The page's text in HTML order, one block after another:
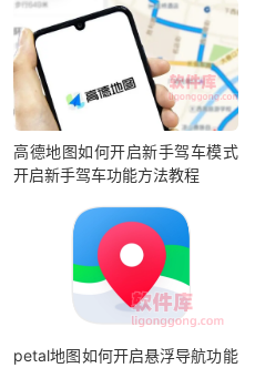
高德地图如何开启新手驾车模式
开启新手驾车功能方法教程
petal地图如何开启悬浮导航功能